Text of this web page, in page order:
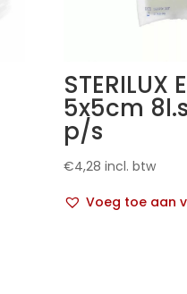
STERILUX
5x5cm
p/s
€4,28 incl. btw
Voeg toe aan